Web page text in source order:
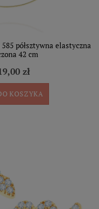
półsztywna elastyczna
42 cm
zł
KOSZYKA